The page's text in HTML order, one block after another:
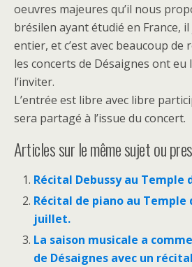
oeuvres majeures qu’il nous
brésilen ayant étudié en France,
entier, et c’est avec beaucoup de
les concerts de Désaignes ont eu
l’inviter.
L’entrée est libre avec libre
sera partagé à l’issue du concert.
Articles sur le même sujet ou
Récital Debussy au Temple
Récital de piano au Temple
juillet.
La saison musicale a
de Désaignes avec un